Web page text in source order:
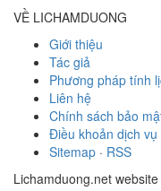
VỀ LICHAMDUONG
Giới thiệu
Tác giả
Phương pháp tính
Liên hệ
Chính sách bảo
Điều khoản dịch vụ
Sitemap · RSS
Lichamduong.net